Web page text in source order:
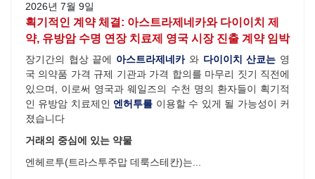
2026년 7월 9일
획기적인 계약 체결: 아스트라제네카와 다이이치 제
약, 유방암 수명 연장 치료제 영국 시장 진출 계약 임박
장기간의 협상 끝에 아스트라제네카와 다이이치 산쿄는 영
국 의약품 가격 규제 기관과 가격 합의를 마무리 짓기 직전에
있으며, 이로써 영국과 웨일즈의 수천 명의 환자들이 획기적
인 유방암 치료제인 엔허투를 이용할 수 있게 될 가능성이 커
졌습니다
거래의 중심에 있는 약물
엔헤르투(트라스투주맙 데룩스테칸)는...